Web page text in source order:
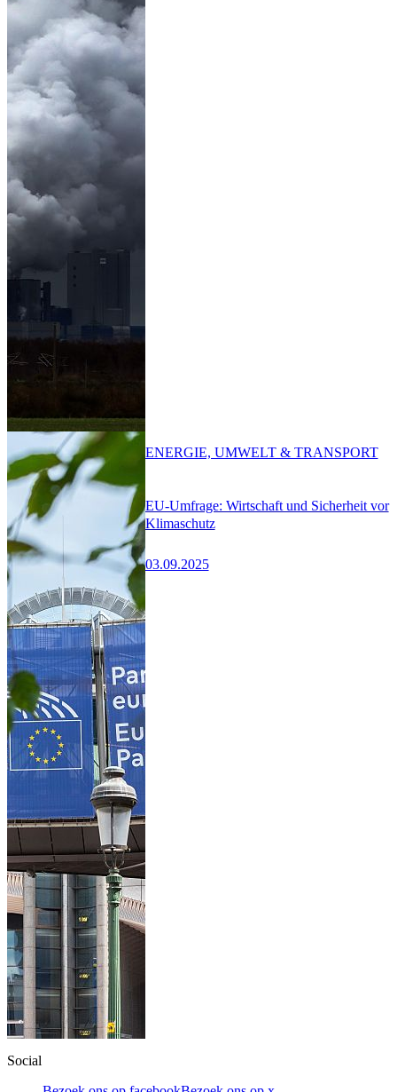
EU-Umfrage: Wirtschaft und Sicherheit vor
Klimaschutz
03.09.2025
ENERGIE, UMWELT & TRANSPORT
Social